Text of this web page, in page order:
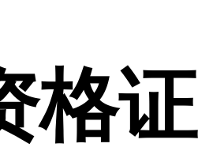
格证